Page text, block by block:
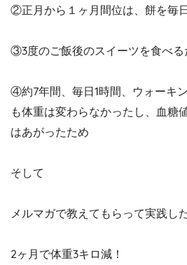
②正月から１ヶ月間位は、餅を毎
③3度のご飯後のスイーツを食べる
④約7年間、毎日1時間、ウォーキ
も体重は変わらなかったし、血糖
はあがったため
そして
メルマガで教えてもらって実践し
2ヶ月で体重3キロ減！